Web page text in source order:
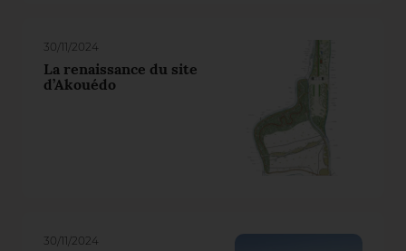
30/11/2024
La renaissance du site
d’Akouédo
30/11/2024